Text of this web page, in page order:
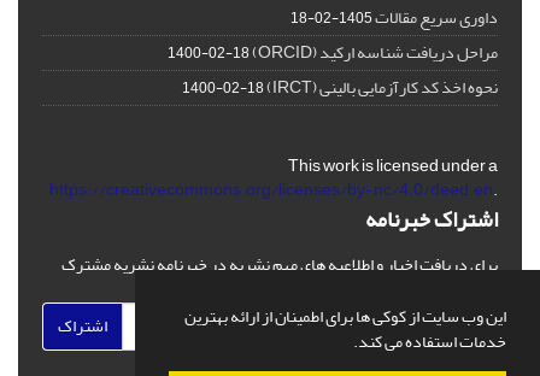
این وب سایت از کوکی ها برای اطمینان از ارائه بهترین
خدمات استفاده می کند.
داوری سریع مقالات1405-02-18
مراحل دریافت شناسه ارکید (ORCID) 1400-02-18
نحوه اخذ کد کارآزمایی بالینی (IRCT) 1400-02-18
This work is licensed under a
https://creativecommons.org/licenses/by-nc/4.0/deed.en.
اشتراک خبرنامه
برای دریافت اخبار و اطلاعیه های مهم نشریه در خبرنامه نشریه مشترک
اشتراک